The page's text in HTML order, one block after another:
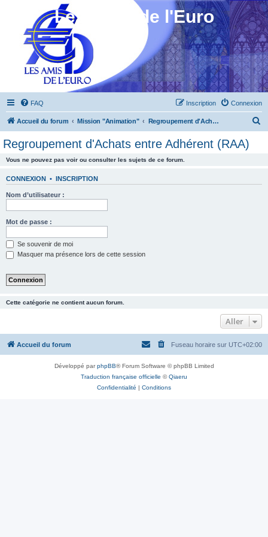
Les Amis de l'Euro
FAQ Connexion
Inscription
Accueil du forum Mission "Animation" Regroupement d'Achats entre Adhérent (RAA)
Regroupement d'Achats entre Adhérent (RAA)
Vous ne pouvez pas voir ou consulter les sujets de ce forum.
CONNEXION • INSCRIPTION
Nom d’utilisateur :
Mot de passe :
Se souvenir de moi
Masquer ma présence lors de cette session
Cette catégorie ne contient aucun forum.
Aller
Accueil du forum Fuseau horaire sur UTC+02:00
Développé parphpBB® Forum Software © phpBB Limited
Traduction française officielle ©Qiaeru
Confidentialité | Conditions